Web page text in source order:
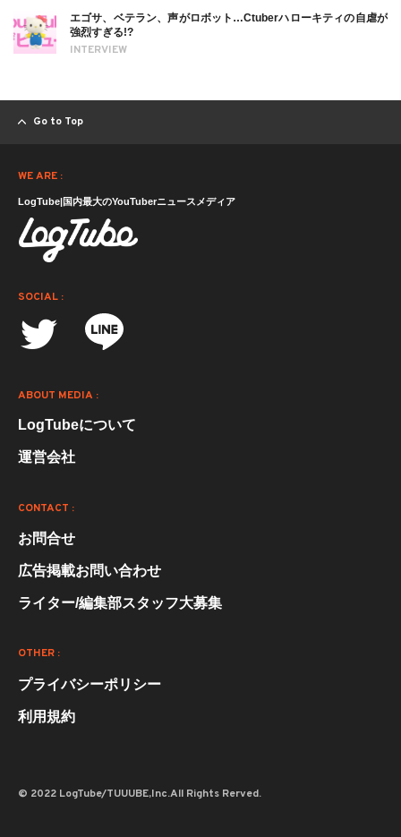
INTERVIEW
エゴサ、ベテラン、声がロボット…Ctuberハローキティの自虐が
強烈すぎる!?
Go to Top
WE ARE :
LogTube|国内最大のYouTuberニュースメディア
SOCIAL :
ABOUT MEDIA :
LogTubeについて
運営会社
CONTACT :
お問合せ
広告掲載お問い合わせ
ライター/編集部スタッフ大募集
OTHER :
プライバシーポリシー
利用規約
© 2022 LogTube/TUUUBE,Inc.All Rights Rerved.